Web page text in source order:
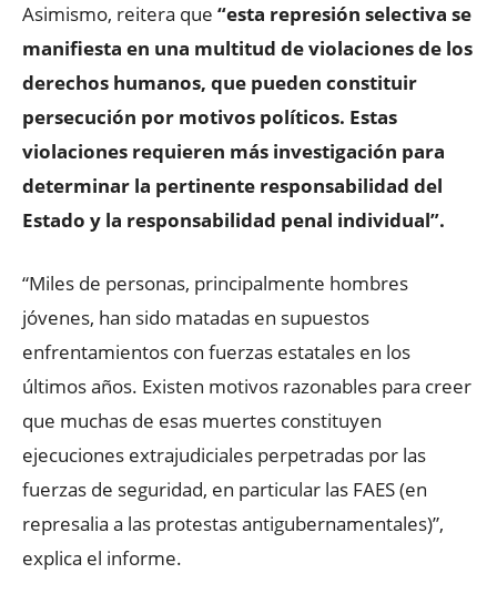
Asimismo, reitera que “esta represión selectiva se
manifiesta en una multitud de violaciones de los
derechos humanos, que pueden constituir
persecución por motivos políticos. Estas
violaciones requieren más investigación para
determinar la pertinente responsabilidad del
Estado y la responsabilidad penal individual”.
“Miles de personas, principalmente hombres
jóvenes, han sido matadas en supuestos
enfrentamientos con fuerzas estatales en los
últimos años. Existen motivos razonables para creer
que muchas de esas muertes constituyen
ejecuciones extrajudiciales perpetradas por las
fuerzas de seguridad, en particular las FAES (en
represalia a las protestas antigubernamentales)”,
explica el informe.